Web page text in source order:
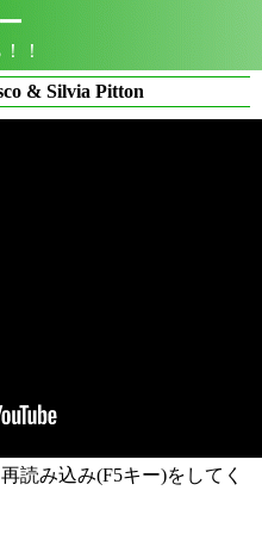
！
& Silvia Pitton
読み込み(F5キー)をしてく